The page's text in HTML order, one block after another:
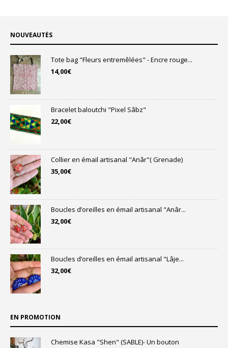
NOUVEAUTÉS
Tote bag "Fleurs entremêlées" - Encre rouge...
14,00€
Bracelet baloutchi "Pixel Sâbz"
22,00€
Collier en émail artisanal "Anâr"( Grenade)
35,00€
Boucles d’oreilles en émail artisanal "Anâr...
32,00€
Boucles d’oreilles en émail artisanal "Lâje...
32,00€
EN PROMOTION
Chemise Kasa "Shen" (SABLE)- Un bouton